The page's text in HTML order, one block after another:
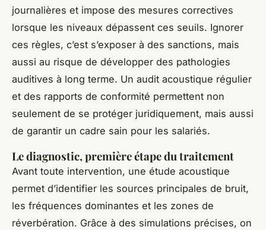
journalières et impose des mesures correctives
lorsque les niveaux dépassent ces seuils. Ignorer
ces règles, c’est s’exposer à des sanctions, mais
aussi au risque de développer des pathologies
auditives à long terme. Un audit acoustique régulier
et des rapports de conformité permettent non
seulement de se protéger juridiquement, mais aussi
de garantir un cadre sain pour les salariés.
Le diagnostic, première étape du traitement
Avant toute intervention, une étude acoustique
permet d’identifier les sources principales de bruit,
les fréquences dominantes et les zones de
réverbération. Grâce à des simulations précises, on